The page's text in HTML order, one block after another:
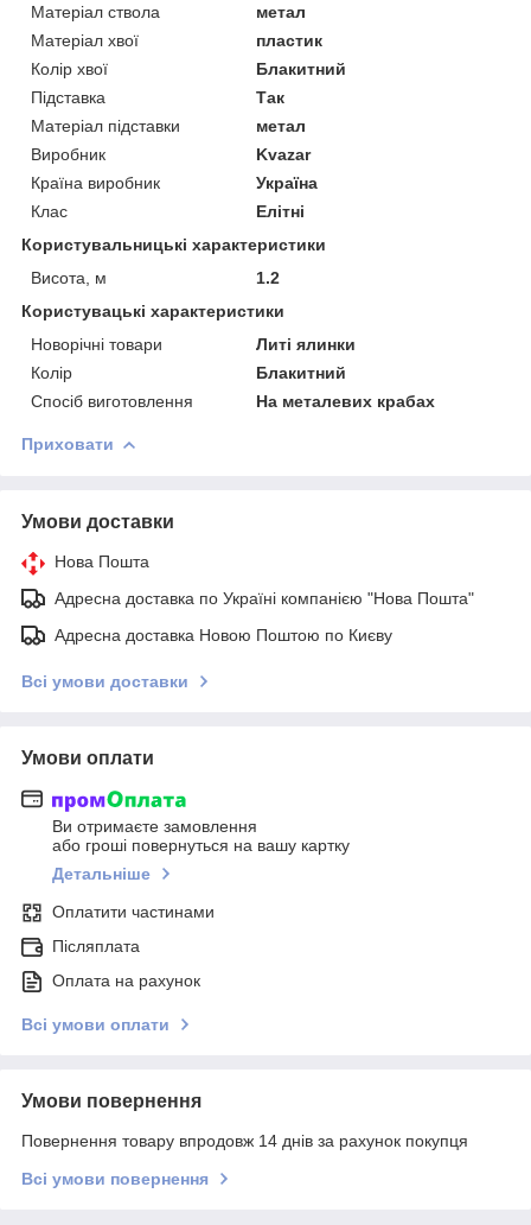
Матеріал ствола
метал
Матеріал хвої
пластик
Колір хвої
Блакитний
Підставка
Так
Матеріал підставки
метал
Виробник
Kvazar
Країна виробник
Україна
Клас
Елітні
Користувальницькі характеристики
Висота, м
1.2
Користувацькi характеристики
Новорічні товари
Литі ялинки
Колір
Блакитний
Спосіб виготовлення
На металевих крабах
Приховати
Умови доставки
Нова Пошта
Адресна доставка по Україні компанією "Нова Пошта"
Адресна доставка Новою Поштою по Києву
Всі умови доставки
Умови оплати
Ви отримаєте замовлення
або гроші повернуться на вашу картку
Детальніше
Оплатити частинами
Післяплата
Оплата на рахунок
Всі умови оплати
Умови повернення
Повернення товару впродовж 14 днів за рахунок покупця
Всі умови повернення